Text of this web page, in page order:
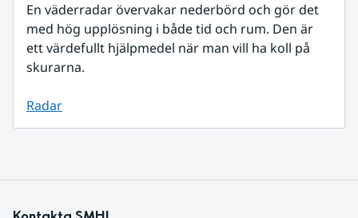
En väderradar övervakar nederbörd och gör det
med hög upplösning i både tid och rum. Den är
ett värdefullt hjälpmedel när man vill ha koll på
skurarna.
Radar